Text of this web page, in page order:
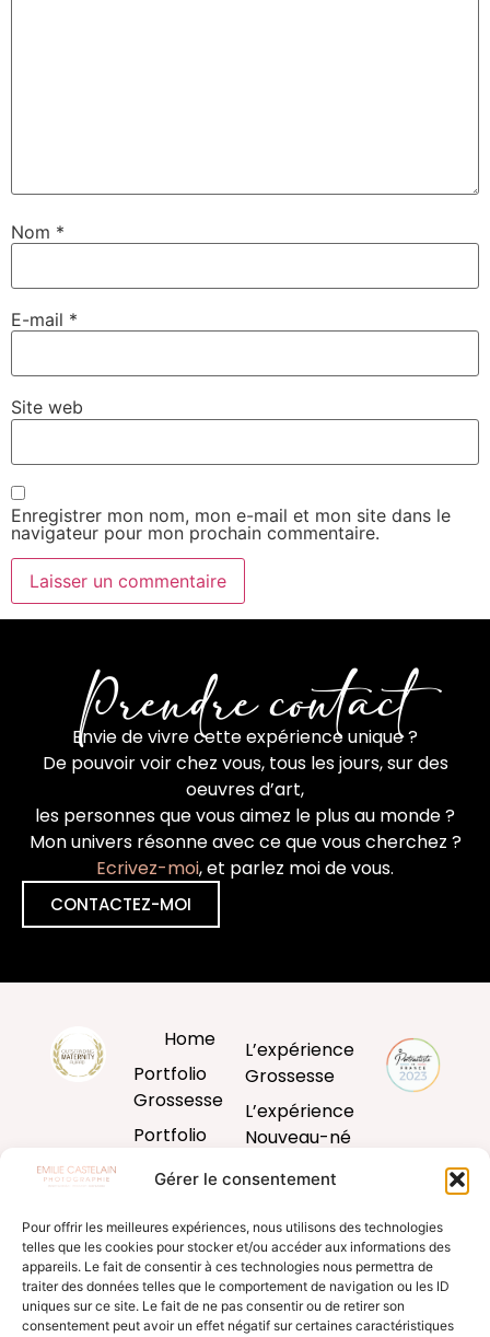
Gérer le consentement
Pour offrir les meilleures expériences, nous utilisons des technologies
telles que les cookies pour stocker et/ou accéder aux informations des
appareils. Le fait de consentir à ces technologies nous permettra de
traiter des données telles que le comportement de navigation ou les ID
uniques sur ce site. Le fait de ne pas consentir ou de retirer son
consentement peut avoir un effet négatif sur certaines caractéristiques
Nom *
E-mail *
Site web
Enregistrer mon nom, mon e-mail et mon site dans le
navigateur pour mon prochain commentaire.
Prendre contact
Envie de vivre cette expérience unique ?
De pouvoir voir chez vous, tous les jours, sur des
oeuvres d’art,
les personnes que vous aimez le plus au monde ?
Mon univers résonne avec ce que vous cherchez ?
Ecrivez-moi, et parlez moi de vous.
CONTACTEZ-MOI
Home
Portfolio
Grossesse
Portfolio
Bébé
Portfolio
Famille
Blog
L’expérience
Grossesse
L’expérience
Nouveau-né
L’expérience
L’expérience
famille
Produits
d’art